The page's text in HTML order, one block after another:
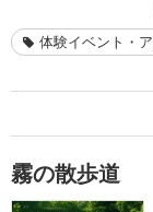
体験イベント・
霧の散歩道